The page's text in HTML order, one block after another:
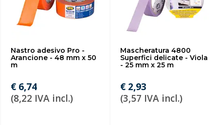
Nastro adesivo Pro -
Arancione - 48 mm x 50
m
€ 6,74
(8,22 IVA incl.)
Mascheratura 4800
Superfici delicate - Viola
- 25 mm x 25 m
€ 2,93
(3,57 IVA incl.)